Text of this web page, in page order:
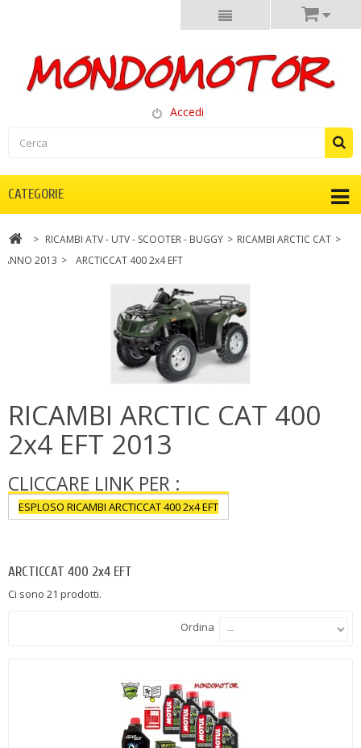
Accedi
CATEGORIE
> RICAMBI ATV - UTV - SCOOTER - BUGGY > RICAMBI ARCTIC CAT >
ANNO 2013 > ARCTICCAT 400 2x4 EFT
RICAMBI ARCTIC CAT 400
2x4 EFT 2013
CLICCARE LINK PER :
ESPLOSO RICAMBI ARCTICCAT 400 2x4 EFT
ARCTICCAT 400 2x4 EFT
Ci sono 21 prodotti.
Ordina